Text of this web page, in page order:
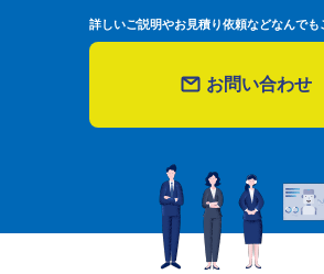
詳しいご説明やお見積り依頼などなんでも
お問い合わせ